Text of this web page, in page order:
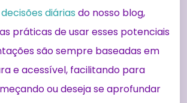
diárias do nosso blog,
práticas de usar esses potenciais
são sempre baseadas em
e acessível, facilitando para
ou deseja se aprofundar